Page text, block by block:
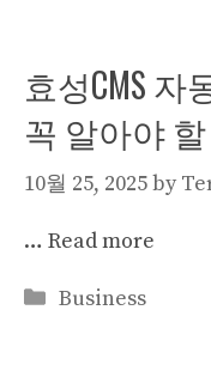
효성CMS
꼭 알아야
10월 25, 2025by
… Read more
Categories
Business